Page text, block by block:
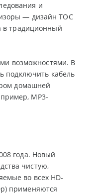
и
— дизайн TOC
в традиционный
возможностями. В
подключить кабель
домашней
MP3-
года. Новый
чистую,
во всех HD-
применяются